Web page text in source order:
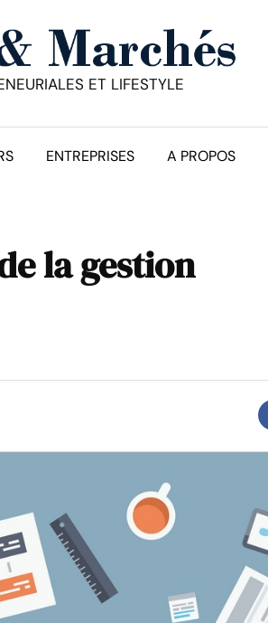
ET LIFESTYLE
ENTREPRISES A PROPOS
la gestion